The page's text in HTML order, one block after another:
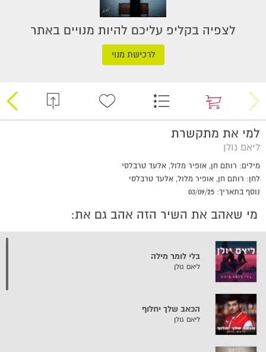
לצפיה בקליפ עליכם להיות מנויים באתר
לרכישת מנוי
למי את מתקשרת
ליאם גולן
מילים: רותם חן, אופיר מלול, אלעד טרבלסי
לחן: רותם חן, אופיר מלול, אלעד טרבלסי
נוסף בתאריך: 03/09/25
מי שאהב את השיר הזה אהב גם את:
בלי לומר מילה
ליאם גולן
הכאב שלך יחלוף
ליאם גולן